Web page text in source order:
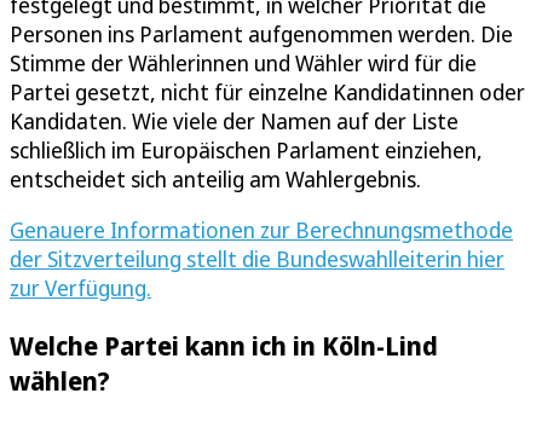
Personen ins Parlament aufgenommen werden. Die
Stimme der Wählerinnen und Wähler wird für die
Partei gesetzt, nicht für einzelne Kandidatinnen oder
Kandidaten. Wie viele der Namen auf der Liste
schließlich im Europäischen Parlament einziehen,
entscheidet sich anteilig am Wahlergebnis.
Genauere Informationen zur Berechnungsmethode
der Sitzverteilung stellt die Bundeswahlleiterin hier
zur Verfügung.
Welche Partei kann ich in Köln-Lind
wählen?